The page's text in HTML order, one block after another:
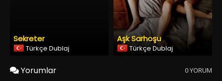
Sekreter
Türkçe Dublaj
Aşk Sarhoşu
Türkçe Dublaj
Yorumlar 0 YORUM